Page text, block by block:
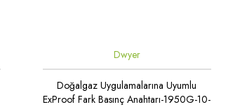
Dwyer
Doğalgaz Uygulamalarına Uyumlu
ExProof Fark Basınç Anahtarı-1950G-10-